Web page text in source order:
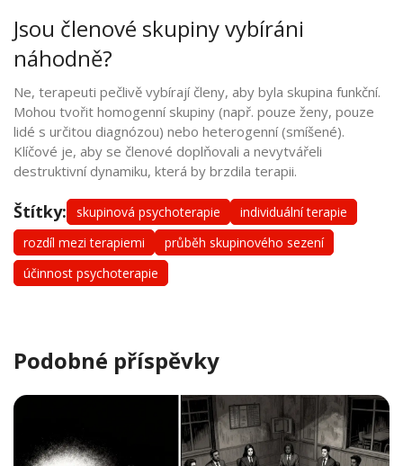
Jsou členové skupiny vybíráni
náhodně?
Ne, terapeuti pečlivě vybírají členy, aby byla skupina funkční.
Mohou tvořit homogenní skupiny (např. pouze ženy, pouze
lidé s určitou diagnózou) nebo heterogenní (smíšené).
Klíčové je, aby se členové doplňovali a nevytvářeli
destruktivní dynamiku, která by brzdila terapii.
Štítky: skupinová psychoterapie
individuální terapie
rozdíl mezi terapiemi
průběh skupinového sezení
účinnost psychoterapie
Podobné příspěvky